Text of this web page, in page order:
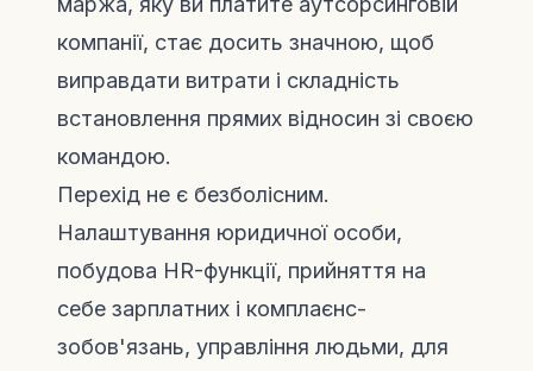
компанії, стає досить значною, щоб
виправдати витрати і складність
встановлення прямих відносин зі своєю
командою.
Перехід не є безболісним.
Налаштування юридичної особи,
побудова HR-функції, прийняття на
себе зарплатних і комплаєнс-
зобов'язань, управління людьми, для